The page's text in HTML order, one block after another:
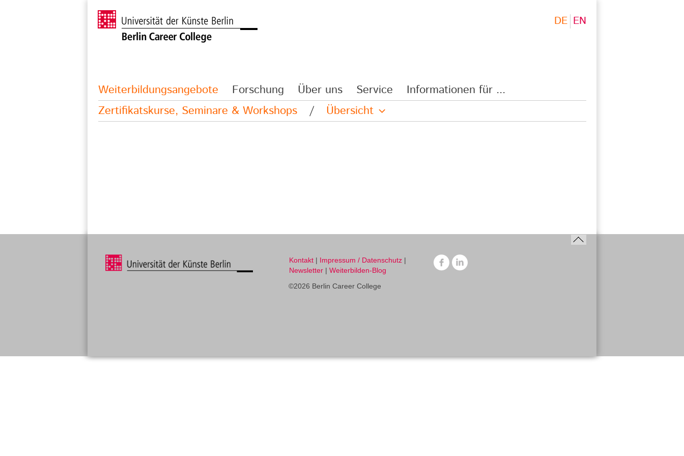
DE EN
Weiterbildungsangebote Forschung Über uns Service
Informationen für ...
Zertifikatskurse, Seminare & Workshops
/ Übersicht
Kontakt| Impressum / Datenschutz|
Newsletter| Weiterbilden-Blog
©2026 Berlin Career College